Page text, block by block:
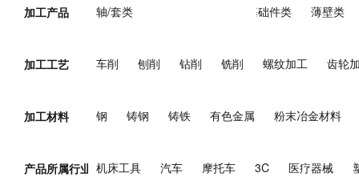
加工产品
轴/套类 基础件类 薄壁类
加工工艺 车削 刨削 钻削 铣削 螺纹加工 齿轮
加工材料 钢 铸钢 铸铁 有色金属 粉末冶金材料
产品所属行业 机床工具 汽车 摩托车 3C 医疗器械